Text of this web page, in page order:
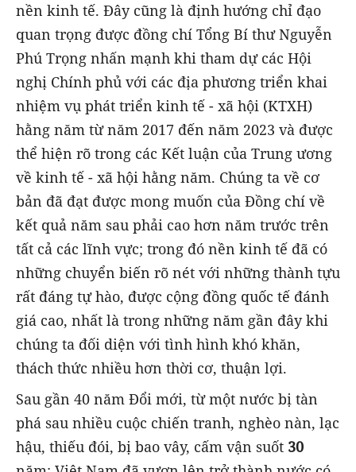
nền kinh tế. Đây cũng là định hướng chỉ đạo
quan trọng được đồng chí Tổng Bí thư Nguyễn
Phú Trọng nhấn mạnh khi tham dự các Hội
nghị Chính phủ với các địa phương triển khai
nhiệm vụ phát triển kinh tế - xã hội (KTXH)
hằng năm từ năm 2017 đến năm 2023 và được
thể hiện rõ trong các Kết luận của Trung ương
về kinh tế - xã hội hằng năm. Chúng ta về cơ
bản đã đạt được mong muốn của Đồng chí về
kết quả năm sau phải cao hơn năm trước trên
tất cả các lĩnh vực; trong đó nền kinh tế đã có
những chuyển biến rõ nét với những thành tựu
rất đáng tự hào, được cộng đồng quốc tế đánh
giá cao, nhất là trong những năm gần đây khi
chúng ta đối diện với tình hình khó khăn,
thách thức nhiều hơn thời cơ, thuận lợi.
Sau gần 40 năm Đổi mới, từ một nước bị tàn
phá sau nhiều cuộc chiến tranh, nghèo nàn, lạc
hậu, thiếu đói, bị bao vây, cấm vận suốt 30